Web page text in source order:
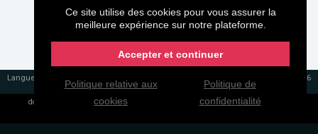
Langues My.CAM -2026
domain.cam Conditions Générales Politique de confidentialité
Ce site utilise des cookies pour vous assurer la
meilleure expérience sur notre plateforme.
Accepter et continuer
Politique relative aux
cookies
Politique de
confidentialité